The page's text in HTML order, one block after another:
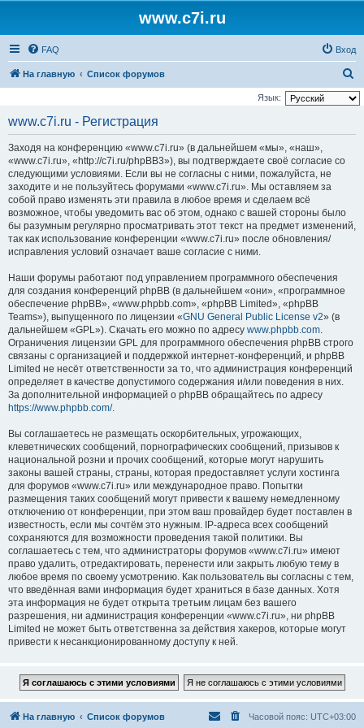
www.c7i.ru
FAQ Вход
На главную Список форумов
о
Язык:
www.c7i.ru - Регистрация
Заходя на конференцию «www.c7i.ru» (в дальнейшем «мы», «наш»,
«www.c7i.ru», «http://c7i.ru/phpBB3»), вы подтверждаете своё согласие со
следующими условиями. Если вы не согласны с ними, пожалуйста, не
заходите и не пользуйтесь форумами «www.c7i.ru». Мы оставляем за
собой право изменять эти правила в любое время и сделаем всё
возможное, чтобы уведомить вас об этом, однако с вашей стороны было
бы разумным регулярно просматривать этот текст на предмет изменений,
так как использование конференции «www.c7i.ru» после обновления/
исправления условий означает ваше согласие с ними.
Наши форумы работают под управлением программного обеспечения
для создания конференций phpBB (в дальнейшем «они», «программное
обеспечение phpBB», «www.phpbb.com», «phpBB Limited», «phpBB
Teams»), выпущенного по лицензии «GNU General Public License v2» (в
дальнейшем «GPL»). Скачать его можно по адресу www.phpbb.com.
Ограничения лицензии GPL для программного обеспечения phpBB строго
связаны с организацией и поддержкой интернет-конференций, и phpBB
Limited не несёт ответственности за то, что администрация конференций
определяет в качестве допустимого содержания и/или поведения в них.
За дополнительной информацией о phpBB обращайтесь по адресу
https://www.phpbb.com/.
Вы соглашаетесь не размещать оскорбительных, угрожающих,
клеветнических сообщений, порнографических сообщений, призывов к
национальной розни и прочих сообщений, которые могут нарушить
законы вашей страны, страны, которая предоставляет услуги хостинга
для форумов «www.c7i.ru» или международное право. Попытки
размещения таких сообщений могут привести к вашему немедленному
отключению от конференции, при этом ваш провайдер будет поставлен в
известность, если мы сочтём это нужным. IP-адреса всех сообщений
сохраняются для возможности проведения такой политики. Вы
соглашаетесь с тем, что администраторы форумов «www.c7i.ru» имеют
право удалить, отредактировать, перенести или закрыть любую тему в
любое время по своему усмотрению. Как пользователь вы согласны с тем,
что введённая вами информация будет храниться в базе данных. Хотя
эта информация не будет открыта третьим лицам без вашего
разрешения, ни администрация конференции «www.c7i.ru», ни phpBB
Limited не может быть ответственна за действия хакеров, которые могут
привести к несанкционированному доступу к ней.
На главную Список форумов Часовой пояс: UTC+03:00